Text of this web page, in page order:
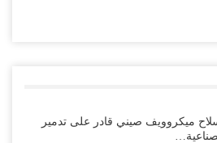
ميكروويف صيني قادر على تدمير